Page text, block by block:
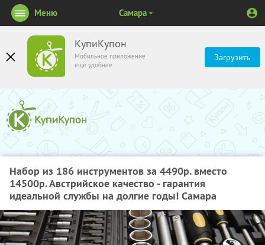
КупиКупон
Мобильное приложение
ещё удобнее
Загрузить
Меню Самара
Набор из 186 инструментов за 4490р. вместо
14500р. Австрийское качество - гарантия
идеальной службы на долгие годы! Самара